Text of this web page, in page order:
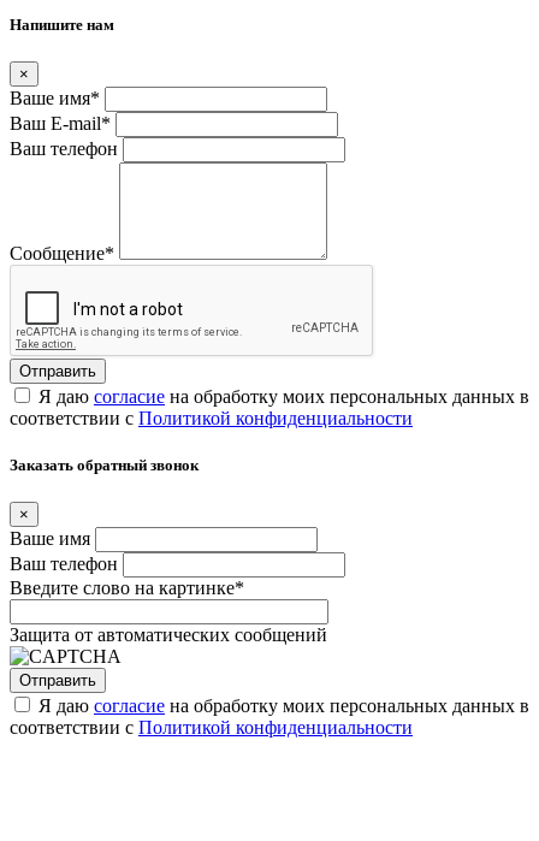
Напишите нам
×
Ваше имя*
Ваш E-mail*
Ваш телефон
Сообщение*
Я даю согласие на обработку моих персональных данных в
соответствии с Политикой конфиденциальности
Заказать обратный звонок
×
Ваше имя
Ваш телефон
Введите слово на картинке*
Защита от автоматических сообщений
Я даю согласие на обработку моих персональных данных в
соответствии с Политикой конфиденциальности